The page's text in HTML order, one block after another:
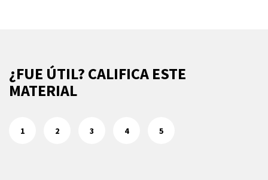
¿FUE ÚTIL? CALIFICA ESTE
MATERIAL
1 2 3 4 5